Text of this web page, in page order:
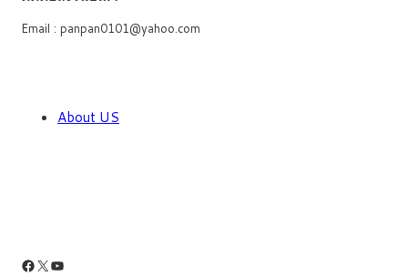
Email : panpan0101@yahoo.com
About US
Facebook
X YouTube